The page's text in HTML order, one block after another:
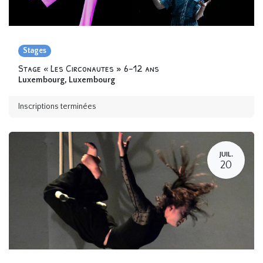
Stages
Stage « Les Circonautes » 6-12 ans
Luxembourg, Luxembourg
Inscriptions terminées
JUIL.
20